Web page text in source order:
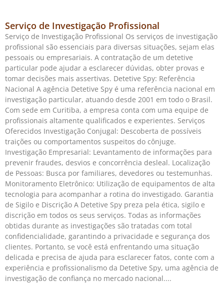
Serviço de Investigação Profissional
Serviço de Investigação Profissional Os serviços de investigação
profissional são essenciais para diversas situações, sejam elas
pessoais ou empresariais. A contratação de um detetive
particular pode ajudar a esclarecer dúvidas, obter provas e
tomar decisões mais assertivas. Detetive Spy: Referência
Nacional A agência Detetive Spy é uma referência nacional em
investigação particular, atuando desde 2001 em todo o Brasil.
Com sede em Curitiba, a empresa conta com uma equipe de
profissionais altamente qualificados e experientes. Serviços
Oferecidos Investigação Conjugal: Descoberta de possíveis
traições ou comportamentos suspeitos do cônjuge.
Investigação Empresarial: Levantamento de informações para
prevenir fraudes, desvios e concorrência desleal. Localização
de Pessoas: Busca por familiares, devedores ou testemunhas.
Monitoramento Eletrônico: Utilização de equipamentos de alta
tecnologia para acompanhar a rotina do investigado. Garantia
de Sigilo e Discrição A Detetive Spy preza pela ética, sigilo e
discrição em todos os seus serviços. Todas as informações
obtidas durante as investigações são tratadas com total
confidencialidade, garantindo a privacidade e segurança dos
clientes. Portanto, se você está enfrentando uma situação
delicada e precisa de ajuda para esclarecer fatos, conte com a
experiência e profissionalismo da Detetive Spy, uma agência de
investigação de confiança no mercado nacional.